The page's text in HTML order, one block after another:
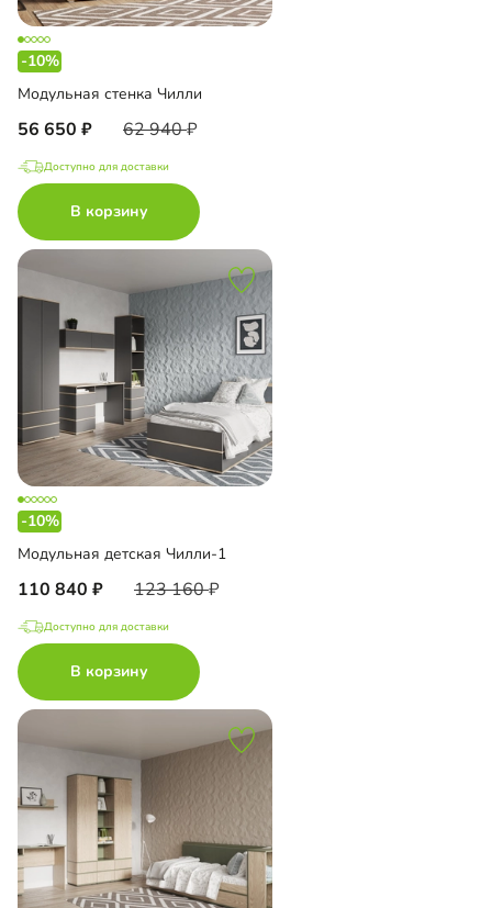
-10%
Модульная стенка Чилли
56 650 62 940
Доступно для доставки
В корзину
-10%
Модульная детская Чилли-1
110 840 123 160
Доступно для доставки
В корзину